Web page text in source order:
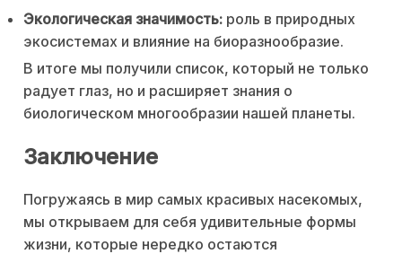
Экологическая значимость: роль в природных
экосистемах и влияние на биоразнообразие.
В итоге мы получили список, который не только
радует глаз, но и расширяет знания о
биологическом многообразии нашей планеты.
Заключение
Погружаясь в мир самых красивых насекомых,
мы открываем для себя удивительные формы
жизни, которые нередко остаются